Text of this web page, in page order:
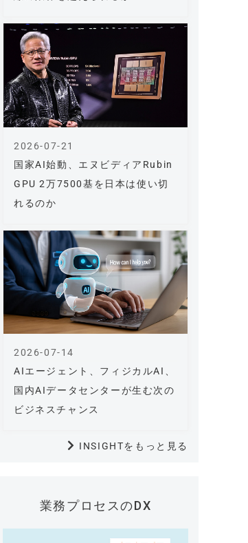
国家AI始動、エヌビディアRubin
GPU 2万7500基を日本は使い切
れるのか
2026-07-21
AIエージェント、フィジカルAI、
国内AIデータセンターが生む次の
ビジネスチャンス
2026-07-14
INSIGHTをもっと見る
業務プロセスのDX